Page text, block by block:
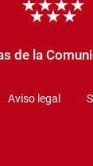
de la
Aviso legal